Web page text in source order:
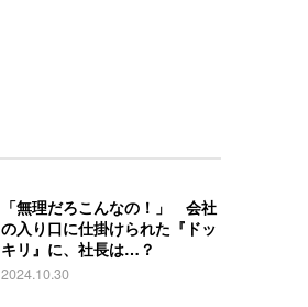
「無理だろこんなの！」 会社
の入り口に仕掛けられた『ドッ
キリ』に、社長は…？
2024.10.30